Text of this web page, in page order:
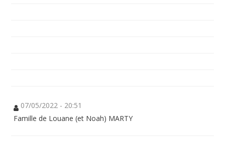
07/05/2022 - 20:51
Famille de Louane (et Noah) MARTY